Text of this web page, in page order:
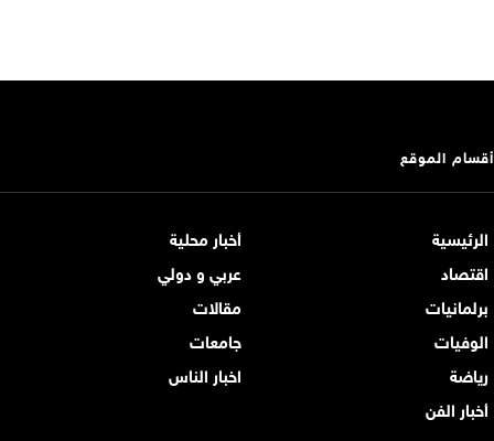
أقسام الموقع
الرئيسية
أخبار محلية
اقتصاد
عربي و دولي
برلمانيات
مقالات
الوفيات
جامعات
رياضة
اخبار الناس
أخبار الفن